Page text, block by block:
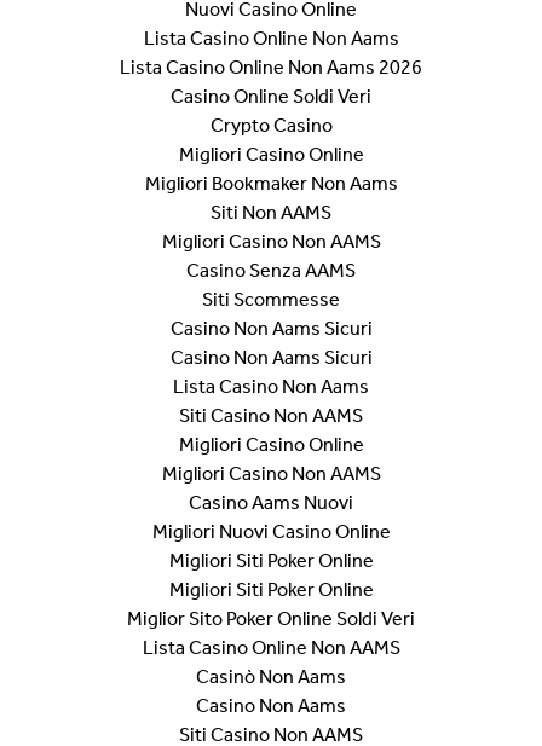
Nuovi Casino Online
Lista Casino Online Non Aams
Lista Casino Online Non Aams 2026
Casino Online Soldi Veri
Crypto Casino
Migliori Casino Online
Migliori Bookmaker Non Aams
Siti Non AAMS
Migliori Casino Non AAMS
Casino Senza AAMS
Siti Scommesse
Casino Non Aams Sicuri
Casino Non Aams Sicuri
Lista Casino Non Aams
Siti Casino Non AAMS
Migliori Casino Online
Migliori Casino Non AAMS
Casino Aams Nuovi
Migliori Nuovi Casino Online
Migliori Siti Poker Online
Migliori Siti Poker Online
Miglior Sito Poker Online Soldi Veri
Lista Casino Online Non AAMS
Casinò Non Aams
Casino Non Aams
Siti Casino Non AAMS